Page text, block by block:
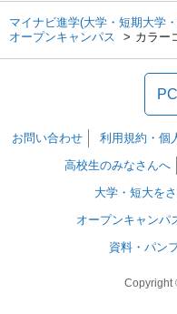
マイナビ進学(大学・短期大学
オープンキャンパス
カラー
お問い合わせ 利用規約・個
高校生のみなさんへ
大学・短大を
オープンキャンパ
資料・パン
Copyright